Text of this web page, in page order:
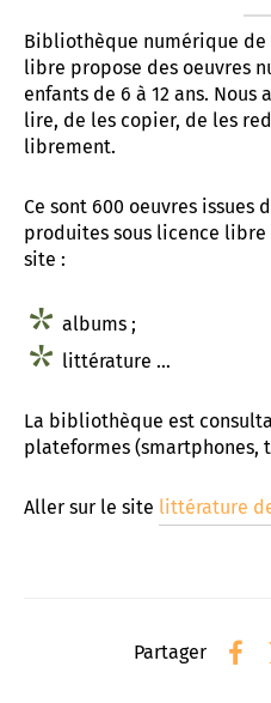
Bibliothèque numérique
libre propose des oeuvres
enfants de 6 à 12 ans.
lire, de les copier, de les
librement.
Ce sont 600 oeuvres issues
produites sous licence
site :
albums ;
littérature …
La bibliothèque est
plateformes (smartphones,
Aller sur le site littérature
Partager
associatif
de référence APAJH
d’Abbeville
collège César Franck
Lycée Edouard
Corbie
«Déficience Visuelle»
« dys »